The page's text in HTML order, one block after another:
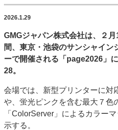
カテゴリー一覧
ＡＩ・デジタル
SDGs・地域
ポストプレス ビジネス
市場・統計
人事・移転・異動・訃報
特集記事カテゴリー一覧
2022 見える化・MIS特集
特集・デジタル印刷 アイデアで勝負！
JAPAN PACK 2023 特集
2026.1.29
GMGジャパン株式会社は、２月
間、東京・池袋のサンシャイン
ーで開催される「page2026」
28。
会場では、新型プリンターに対
や、蛍光ピンクを含む最大７色
「ColorServer」によるカラー
示する。